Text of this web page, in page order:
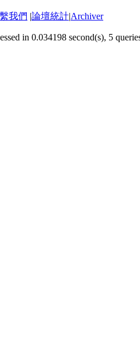
我們 |論壇統計|Archiver
in 0.034198 second(s), 5